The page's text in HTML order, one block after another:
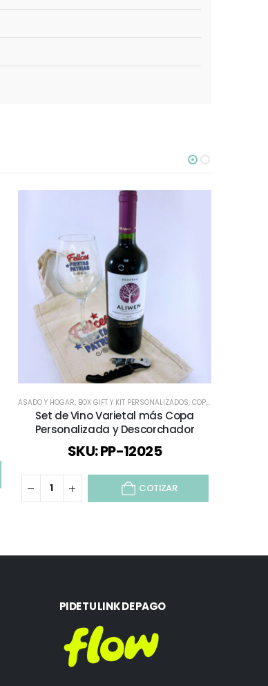
ASADO Y HOGAR, BOX GIFT Y KIT PERSONALIZADOS, COPAS GRABADAS
Set de Vino Varietal más Copa
Personalizada y Descorchador
SKU: PP-12025
COTIZAR
PIDE TU LINK DE PAGO